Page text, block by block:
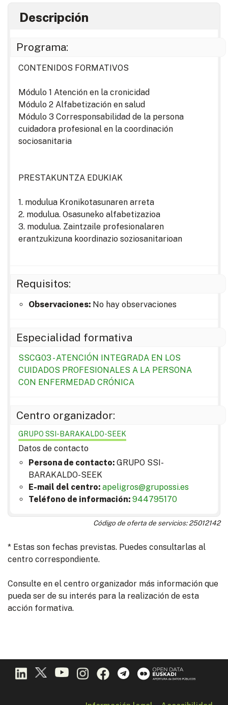
Descripción
Programa:
CONTENIDOS FORMATIVOS
Módulo 1 Atención en la cronicidad
Módulo 2 Alfabetización en salud
Módulo 3 Corresponsabilidad de la persona
cuidadora profesional en la coordinación
sociosanitaria
PRESTAKUNTZA EDUKIAK
1. modulua Kronikotasunaren arreta
2. modulua. Osasuneko alfabetizazioa
3. modulua. Zaintzaile profesionalaren
erantzukizuna koordinazio soziosanitarioan
Requisitos:
Observaciones: No hay observaciones
Especialidad formativa
SSCG03 - ATENCIÓN INTEGRADA EN LOS
CUIDADOS PROFESIONALES A LA PERSONA
CON ENFERMEDAD CRÓNICA
Centro organizador:
GRUPO SSI-BARAKALDO-SEEK
Datos de contacto
Persona de contacto: GRUPO SSI-
BARAKALDO-SEEK
E-mail del centro: apeligros@grupossi.es
Teléfono de información: 944795170
Código de oferta de servicios: 25012142
* Estas son fechas previstas. Puedes consultarlas al
centro correspondiente.
Consulte en el centro organizador más información que
pueda ser de su interés para la realización de esta
acción formativa.